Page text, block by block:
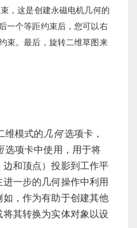
，这是创建永磁电机几何的
一个等距约束后，您可以右
束。最后，旋转二维草图来
维模式的 几何选项卡，
选项卡中使用，用于将
和顶点）投影到工作平
一步的几何操作中利用
，作为有助于创建其他
其转换为实体对象以设